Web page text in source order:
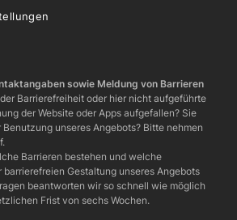
sowie Meldung von Barrieren
Barrierefreiheit oder hier nicht aufgeführte
der Website oder Apps aufgefallen? Sie
unseres Angebots? Bitte nehmen
Barrieren bestehen und welche
barrierefreien Gestaltung unseres Angebots
beantworten wir so schnell wie möglich
Frist von sechs Wochen.